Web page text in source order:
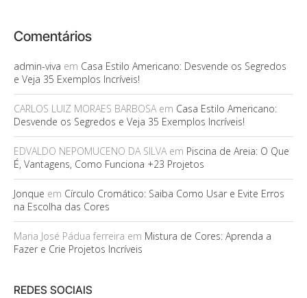
Comentários
admin-viva em Casa Estilo Americano: Desvende os Segredos
e Veja 35 Exemplos Incríveis!
CARLOS LUIZ MORAES BARBOSAem Casa Estilo Americano:
Desvende os Segredos e Veja 35 Exemplos Incríveis!
EDVALDO NEPOMUCENO DA SILVAem Piscina de Areia: O Que
É, Vantagens, Como Funciona +23 Projetos
Jonque em Círculo Cromático: Saiba Como Usar e Evite Erros
na Escolha das Cores
Maria José Pádua ferreira em Mistura de Cores: Aprenda a
Fazer e Crie Projetos Incríveis
REDES SOCIAIS